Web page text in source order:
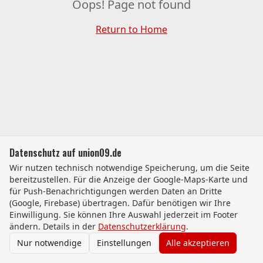
Oops! Page not found
Return to Home
Datenschutz auf union09.de
Wir nutzen technisch notwendige Speicherung, um die Seite
bereitzustellen. Für die Anzeige der Google-Maps-Karte und
für Push-Benachrichtigungen werden Daten an Dritte
(Google, Firebase) übertragen. Dafür benötigen wir Ihre
Einwilligung. Sie können Ihre Auswahl jederzeit im Footer
ändern. Details in der Datenschutzerklärung.
Nur notwendige
Einstellungen Alle akzeptieren